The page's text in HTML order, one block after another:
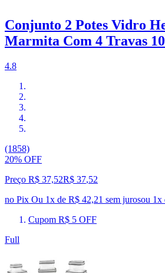
Conjunto 2 Potes Vidro
Marmita Com 4 Travas
4.8
(1858)
20% OFF
Preço R$ 37,52R$ 37,52
no Pix Ou 1x de R$ 42,21 sem jurosou 1x
Cupom R$ 5 OFF
Full